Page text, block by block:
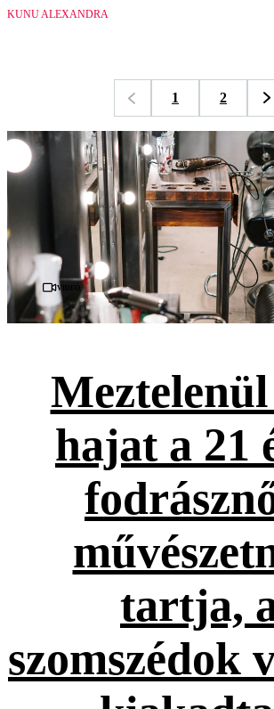
KUNU ALEXANDRA
1 2
Videó
hajat a 21
tartja,
szomszédok